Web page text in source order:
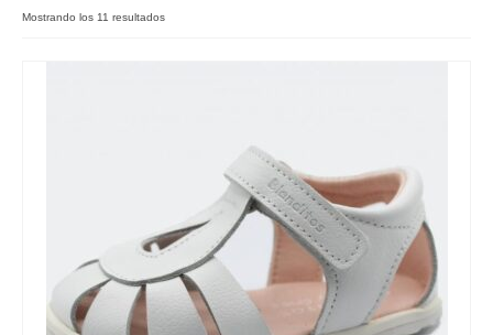
Mostrando los 11 resultados